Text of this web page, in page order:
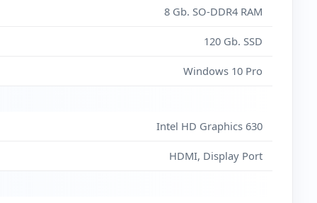
8 Gb. SO-DDR4 RAM
120 Gb. SSD
Windows 10 Pro
Intel HD Graphics 630
HDMI, Display Port